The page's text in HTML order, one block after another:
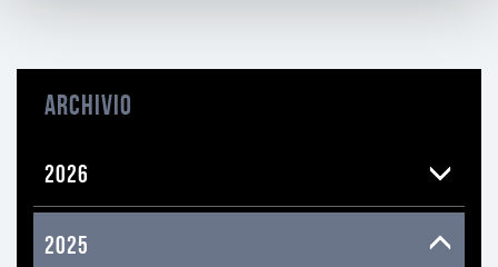
ARCHIVIO
2026
2025